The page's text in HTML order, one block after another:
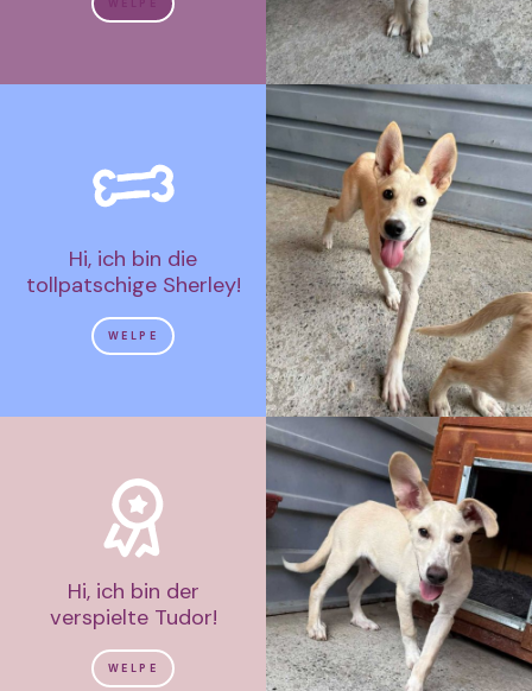
Hi, ich bin die
tollpatschige Sherley!
WELPE
Hi, ich bin der
verspielte Tudor!
WELPE